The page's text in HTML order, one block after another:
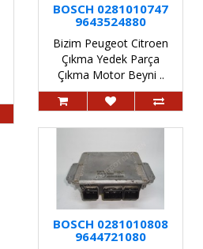
BOSCH 0281010747
9643524880
Bizim Peugeot Citroen
Çıkma Yedek Parça
Çıkma Motor Beyni ..
BOSCH 0281010808
9644721080